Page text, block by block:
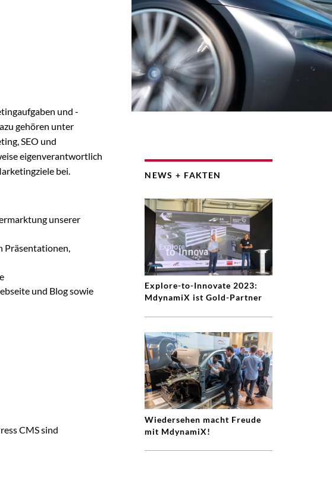
und -
gehören unter
SEO und
eigenverantwortlich
bei.
unserer
Präsentationen,
und Blog sowie
CMS sind
NEWS + FAKTEN
Explore-to-Innovate 2023:
MdynamiX ist Gold-Partner
Wiedersehen macht Freude
mit MdynamiX!